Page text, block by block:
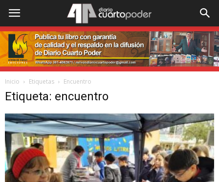
Inicio Etiquetas Encuentro
Etiqueta: encuentro